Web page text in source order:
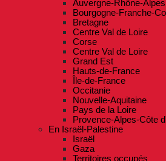
Auvergne-Rhône-Alpes
Bourgogne-Franche-
Bretagne
Centre Val de Loire
Corse
Centre Val de Loire
Grand Est
Hauts-de-France
Île-de-France
Occitanie
Nouvelle-Aquitaine
Pays de la Loire
Provence-Alpes-Côte
En Israël-Palestine
Israël
Gaza
Territoires occupés